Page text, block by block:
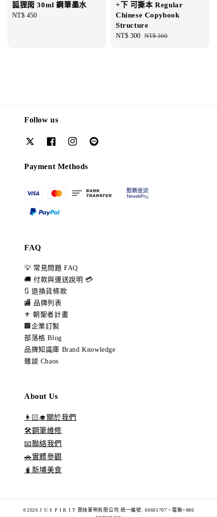
狐狸雨 30ml 鋼筆墨水
Regular
NT$ 450
+下 可撕本 Regular
Chinese Copybook
Structure
Sale
NT$ 300 Regular
NT$ 360
Follow us
Payment Methods
FAQ
💡 常見問題 FAQ
🚚 付款與運送說明 💳
🔃 退換貨條款
🏬 品牌列表
⚜️ 朝聖者計畫
🏢企業訂製
部落格 Blog
品牌知識庫 Brand Knowledge
雜談 Chaos
About Us
👩🏻‍🎓關於我們
🛠️鋼筆維修
📧聯絡我們
🚗實體參觀
🧋新埔美食
©2026 J U S P I R I T 賈絲筆咧有限公司 統一編號: 60601707。電聯+886